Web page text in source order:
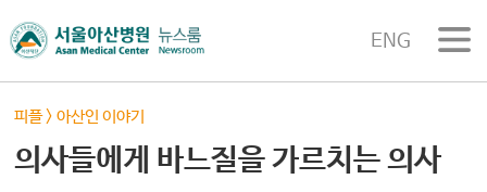
ENG
피플>아산인 이야기
의사들에게 바느질을 가르치는 의사